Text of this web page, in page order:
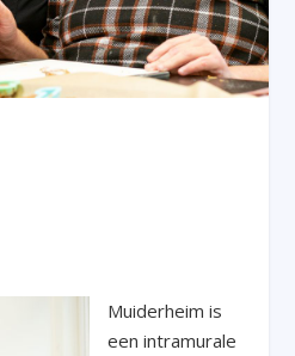
Muiderheim is
een intramurale